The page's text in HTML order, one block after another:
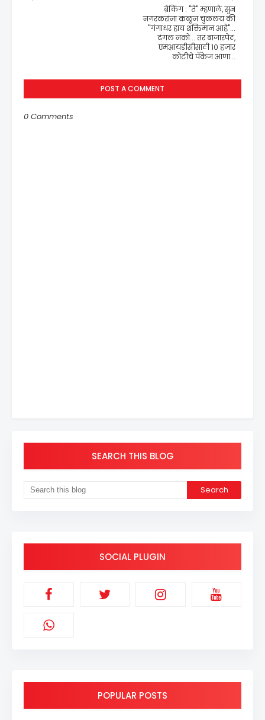
ब्रेकिंग : "ते" म्हणाले, सुज्ञ
नगरकरांना कळून चुकलय की
"गंगाधर हाच शक्तिमान आहे"...
दंगल नको... तर बाजारपेठ,
एमआयडीसीसाठी १० हजार
कोटींचे पॅकेज आणा...
POST A COMMENT
0 Comments
SEARCH THIS BLOG
SOCIAL PLUGIN
POPULAR POSTS